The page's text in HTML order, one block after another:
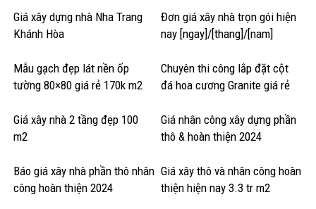
Giá xây dựng nhà Nha Trang
Khánh Hòa
Đơn giá xây nhà trọn gói hiện
nay [ngay]/[thang]/[nam]
Mẫu gạch đẹp lát nền ốp
tường 80×80 giá rẻ 170k m2
Chuyên thi công lắp đặt cột
đá hoa cương Granite giá rẻ
Giá xây nhà 2 tầng đẹp 100
m2
Giá nhân công xây dựng phần
thô & hoàn thiện 2024
Báo giá xây nhà phần thô nhân
công hoàn thiện 2024
Giá xây thô và nhân công hoàn
thiện hiện nay 3.3 tr m2